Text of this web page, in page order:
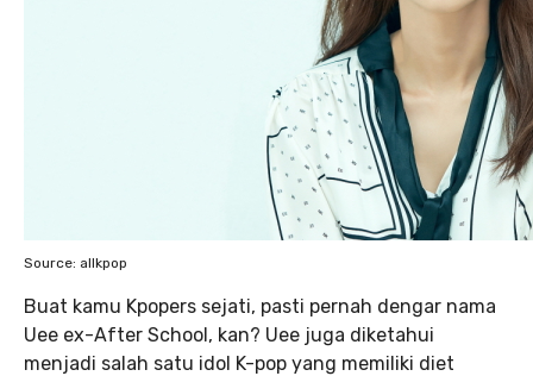
Source: allkpop
Buat kamu Kpopers sejati, pasti pernah dengar nama
Uee ex-After School, kan? Uee juga diketahui
menjadi salah satu idol K-pop yang memiliki diet